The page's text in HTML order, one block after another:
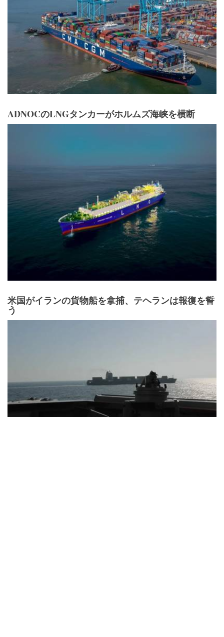
ADNOCのLNGタンカーがホルムズ海峡を横断
米国がイランの貨物船を拿捕、テヘランは報復を誓
う